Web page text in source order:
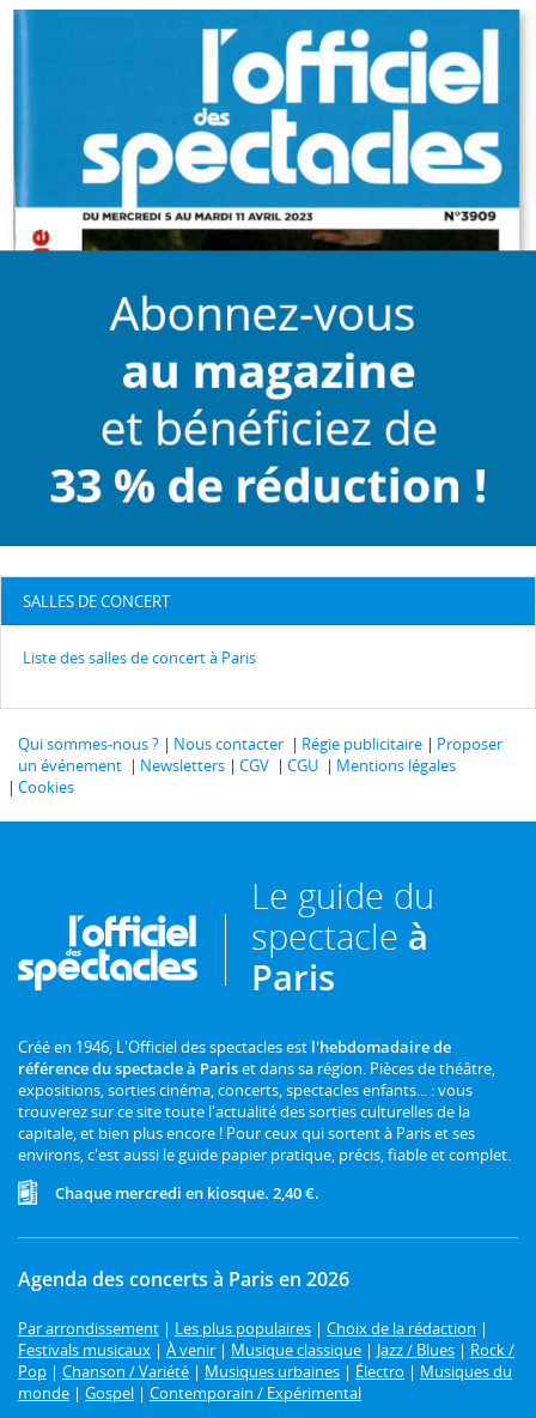
SALLES DE CONCERT
Liste des salles de concert à Paris
Qui sommes-nous ? Nous contacter Régie publicitaire
Proposer
un événement
Newsletters CGV CGU
Mentions légales
Cookies
Le guide du
spectacle à
Paris
Créé en 1946, L'Officiel des spectacles est l'hebdomadaire de
référence du spectacle à Pariset dans sa région. Pièces de théâtre,
expositions, sorties cinéma, concerts, spectacles enfants... : vous
trouverez sur ce site toute l'actualité des sorties culturelles de la
capitale, et bien plus encore ! Pour ceux qui sortent à Paris et ses
environs, c'est aussi le guide papier pratique, précis, fiable et complet.
Chaque mercredi en kiosque. 2,40 €.
Agenda des concerts à Paris en 2026
Par arrondissement | Les plus populaires | Choix de la rédaction |
Festivals musicaux | À venir | Musique classique | Jazz / Blues | Rock /
Pop | Chanson / Variété | Musiques urbaines | Électro | Musiques du
monde | Gospel | Contemporain / Expérimental